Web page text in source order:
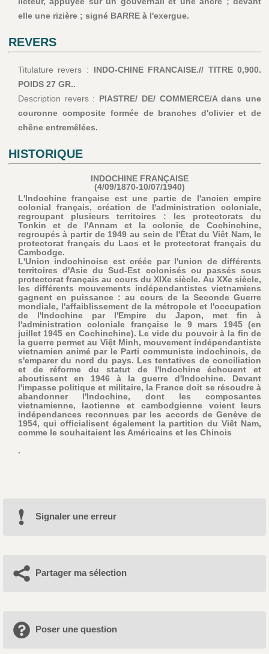
elle une rizière ; signé BARRE à l'exergue.
REVERS
Titulature revers : INDO-CHINE FRANCAISE.// TITRE 0,900.
POIDS 27 GR..
Description revers : PIASTRE/ DE/ COMMERCE/A dans une
couronne composite formée de branches d'olivier et de
chêne entremêlées.
HISTORIQUE
INDOCHINE FRANÇAISE
(4/09/1870-10/07/1940)
L'Indochine française est une partie de l'ancien empire
colonial français, création de l'administration coloniale,
regroupant plusieurs territoires : les protectorats du
Tonkin et de l'Annam et la colonie de Cochinchine,
regroupés à partir de 1949 au sein de l'État du Viêt Nam, le
protectorat français du Laos et le protectorat français du
Cambodge.
L'Union indochinoise est créée par l'union de différents
territoires d'Asie du Sud-Est colonisés ou passés sous
protectorat français au cours du XIXe siècle. Au XXe siècle,
les différents mouvements indépendantistes vietnamiens
gagnent en puissance : au cours de la Seconde Guerre
mondiale, l'affaiblissement de la métropole et l'occupation
de l'Indochine par l'Empire du Japon, met fin à
l'administration coloniale française le 9 mars 1945 (en
juillet 1945 en Cochinchine). Le vide du pouvoir à la fin de
la guerre permet au Việt Minh, mouvement indépendantiste
vietnamien animé par le Parti communiste indochinois, de
s'emparer du nord du pays. Les tentatives de conciliation
et de réforme du statut de l'Indochine échouent et
aboutissent en 1946 à la guerre d'Indochine. Devant
l'impasse politique et militaire, la France doit se résoudre à
abandonner l'Indochine, dont les composantes
vietnamienne, laotienne et cambodgienne voient leurs
indépendances reconnues par les accords de Genève de
1954, qui officialisent également la partition du Viêt Nam,
comme le souhaitaient les Américains et les Chinois
.
Signaler une erreur
Partager ma sélection
Poser une question